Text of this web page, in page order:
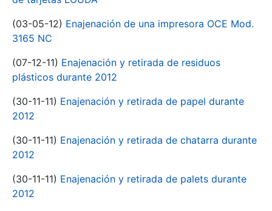
(03-05-12) Enajenación de una impresora OCE Mod.
3165 NC
(07-12-11) Enajenación y retirada de residuos
plásticos durante 2012
(30-11-11) Enajenación y retirada de papel durante
2012
(30-11-11) Enajenación y retirada de chatarra durante
2012
(30-11-11) Enajenación y retirada de palets durante
2012